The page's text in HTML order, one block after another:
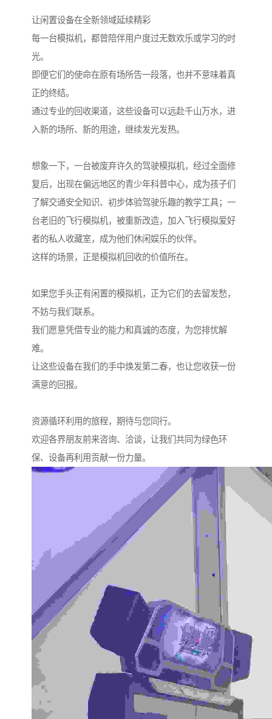
让闲置设备在全新领域延续精彩
每一台模拟机，都曾陪伴用户度过无数欢乐或学习的时
光。
即便它们的使命在原有场所告一段落，也并不意味着真
正的终结。
通过专业的回收渠道，这些设备可以远赴千山万水，进
入新的场所、新的用途，继续发光发热。
想象一下，一台被废弃许久的驾驶模拟机，经过全面修
复后，出现在偏远地区的青少年科普中心，成为孩子们
了解交通安全知识、初步体验驾驶乐趣的教学工具；一
台老旧的飞行模拟机，被重新改造，加入飞行模拟爱好
者的私人收藏室，成为他们休闲娱乐的伙伴。
这样的场景，正是模拟机回收的价值所在。
如果您手头正有闲置的模拟机，正为它们的去留发愁，
不妨与我们联系。
我们愿意凭借专业的能力和真诚的态度，为您排忧解
难。
让这些设备在我们的手中焕发第二春，也让您收获一份
满意的回报。
资源循环利用的旅程，期待与您同行。
欢迎各界朋友前来咨询、洽谈，让我们共同为绿色环
保、设备再利用贡献一份力量。